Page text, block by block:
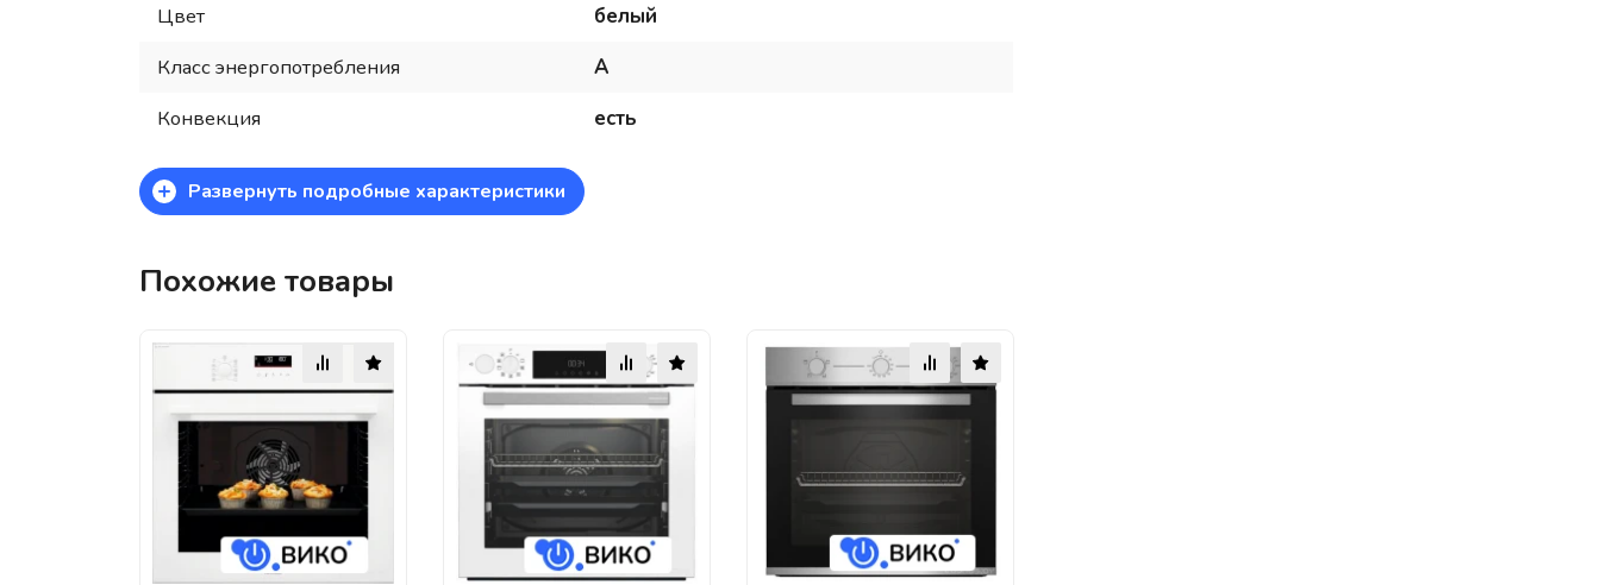
Цвет
белый
Класс энергопотребления
A
Конвекция
есть
+ Развернуть подробные характеристики
Похожие товары